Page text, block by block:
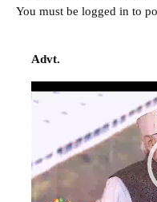
You must be logged in to
Advt.
Video